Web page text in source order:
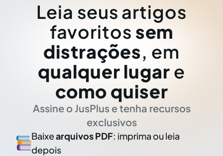
Leia seus artigos
favoritos sem
distrações, em
qualquer lugar e
como quiser
Assine o JusPlus e tenha recursos
exclusivos
Baixearquivos PDF: imprima ou leia
depois